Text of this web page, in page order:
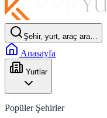
Şehir, yurt, araç ara…
Anasayfa
Yurtlar
Popüler Şehirler